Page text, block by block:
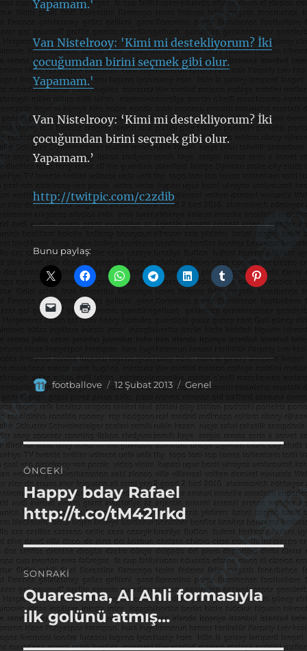
Van Nistelrooy: 'Kimi mi destekliyorum? İki
çocuğumdan birini seçmek gibi olur.
Yapamam.'
Van Nistelrooy: ‘Kimi mi destekliyorum? İki
çocuğumdan birini seçmek gibi olur.
Yapamam.’
http://twitpic.com/c2zdib
Bunu paylaş:
Yazar
footballove
Yayın
12 Şubat 2013 Kategoriler
Genel
Yazı
gezinmesi
ÖNCEKI
Önceki
yazı:
Happy bday Rafael
http://t.co/tM421rkd
SONRAKI
Sonraki
yazı:
Quaresma, Al Ahli formasıyla
ilk golünü atmış…